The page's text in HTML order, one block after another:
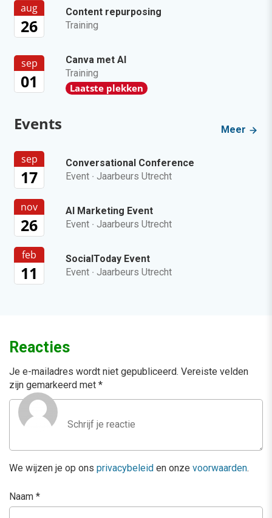
aug
26
Content repurposing
Training
sep
01
Canva met AI
Training
Laatste plekken
Events Meer
sep
17
Conversational Conference
Event · Jaarbeurs Utrecht
nov
26
AI Marketing Event
Event · Jaarbeurs Utrecht
feb
11
SocialToday Event
Event · Jaarbeurs Utrecht
Reacties
Je e-mailadres wordt niet gepubliceerd. Vereiste velden
zijn gemarkeerd met *
We wijzen je op ons privacybeleid en onze voorwaarden.
Naam *